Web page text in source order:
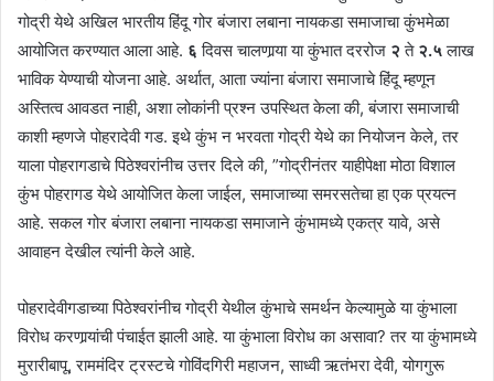
गोद्री येथे अखिल भारतीय हिंदू गोर बंजारा लबाना नायकडा समाजाचा कुंभमेळा
आयोजित करण्यात आला आहे. ६ दिवस चालणार्‍या या कुंभात दररोज २ ते २.५लाख
भाविक येण्याची योजना आहे. अर्थात, आता ज्यांना बंजारा समाजाचे हिंदू म्हणून
अस्तित्व आवडत नाही, अशा लोकांनी प्रश्न उपस्थित केला की, बंजारा समाजाची
काशी म्हणजे पोहरादेवी गड. इथे कुंभ न भरवता गोद्री येथे का नियोजन केले, तर
याला पोहरागडाचे पिठेश्वरांनीच उत्तर दिले की, ”गोद्रीनंतर याहीपेक्षा मोठा विशाल
कुंभ पोहरागड येथे आयोजित केला जाईल, समाजाच्या समरसतेचा हा एक प्रयत्न
आहे. सकल गोर बंजारा लबाना नायकडा समाजाने कुंभामध्ये एकत्र यावे, असे
आवाहन देखील त्यांनी केले आहे.
पोहरादेवीगडाच्या पिठेश्वरांनीच गोद्री येथील कुंभाचे समर्थन केल्यामुळे या कुंभाला
विरोध करणार्‍यांची पंचाईत झाली आहे. या कुंभाला विरोध का असावा? तर या कुंभामध्ये
मुरारीबापू, राममंदिर ट्रस्टचे गोविंदगिरी महाजन, साध्वी ऋतंभरा देवी, योगगुरू